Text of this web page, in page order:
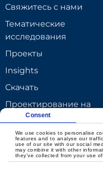
Consent
We use cookies to personalise
features and to analyse our
use of our site with our social
may combine it with other
they’ve collected from your use
Свяжитесь с нами
Тематические
исследования
Проекты
Insights
Скачать
Проектирование на
основе продукта
Студия дизайна
Funlandia
Политика